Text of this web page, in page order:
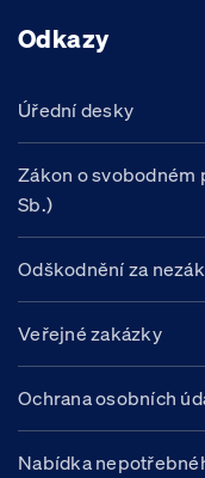
Odkazy
Úřední desky
Zákon o svobodném
Sb.)
Odškodnění za
Veřejné zakázky
Ochrana osobních
Nabídka